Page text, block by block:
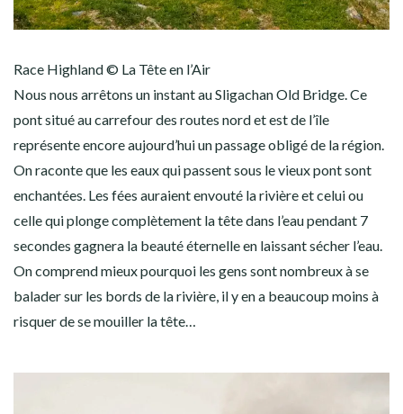
Race Highland © La Tête en l’Air
Nous nous arrêtons un instant au Sligachan Old Bridge. Ce
pont situé au carrefour des routes nord et est de l’île
représente encore aujourd’hui un passage obligé de la région.
On raconte que les eaux qui passent sous le vieux pont sont
enchantées. Les fées auraient envouté la rivière et celui ou
celle qui plonge complètement la tête dans l’eau pendant 7
secondes gagnera la beauté éternelle en laissant sécher l’eau.
On comprend mieux pourquoi les gens sont nombreux à se
balader sur les bords de la rivière, il y en a beaucoup moins à
risquer de se mouiller la tête…